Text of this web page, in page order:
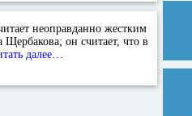
неоправданно жестким
он считает, что в
далее…